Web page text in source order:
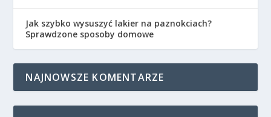
Jak szybko wysuszyć lakier na paznokciach?
Sprawdzone sposoby domowe
NAJNOWSZE KOMENTARZE